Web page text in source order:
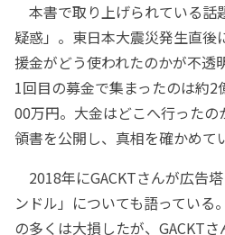
本書で取り上げられている話
疑惑」。東日本大震災発生直後
援金がどう使われたのかが不透
1回目の募金で集まったのは約
00万円。大金はどこへ行った
領書を公開し、真相を確かめて
2018年にGACKTさんが広告
ンドル」についても語っている
の多くは大損したが、GACKT